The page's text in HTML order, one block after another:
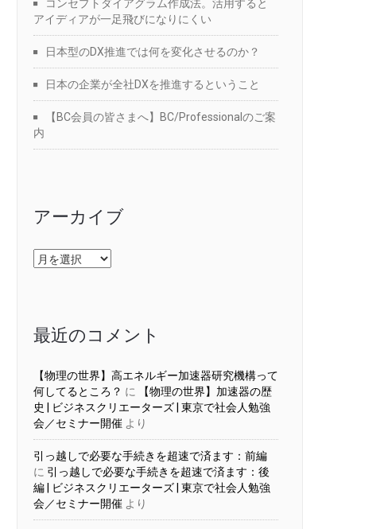
コンセプトダイアグラム作成法。活用すると
アイディアが一足飛びになりにくい
日本型のDX推進では何を変化させるのか？
日本の企業が全社DXを推進するということ
【BC会員の皆さまへ】BC/Professionalのご案
内
アーカイブ
ア
ー
最近のコメント
【物理の世界】高エネルギー加速器研究機構って
何してるところ？ に
【物理の世界】加速器の歴
史 | ビジネスクリエーターズ | 東京で社会人勉強
会／セミナー開催 より
引っ越しで必要な手続きを超速で済ます：前編
に 引っ越しで必要な手続きを超速で済ます：後
編 | ビジネスクリエーターズ | 東京で社会人勉強
会／セミナー開催 より